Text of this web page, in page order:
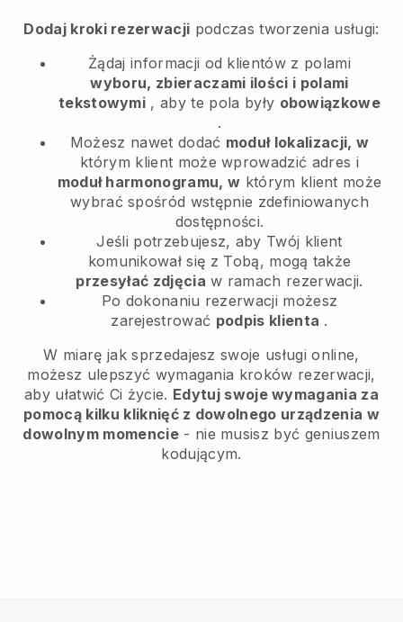
Dodaj kroki rezerwacji podczas tworzenia usługi:
Żądaj informacji od klientów z polami
wyboru, zbieraczami ilości i polami
tekstowymi , aby te pola były obowiązkowe
.
Możesz nawet dodać moduł lokalizacji, w
którym klient może wprowadzić adres i
moduł harmonogramu, w którym klient może
wybrać spośród wstępnie zdefiniowanych
dostępności.
Jeśli potrzebujesz, aby Twój klient
komunikował się z Tobą, mogą także
przesyłać zdjęcia w ramach rezerwacji.
Po dokonaniu rezerwacji możesz
zarejestrować podpis klienta .
W miarę jak sprzedajesz swoje usługi online,
możesz ulepszyć wymagania kroków rezerwacji,
aby ułatwić Ci życie. Edytuj swoje wymagania za
pomocą kilku kliknięć z dowolnego urządzenia w
dowolnym momencie- nie musisz być geniuszem
kodującym.